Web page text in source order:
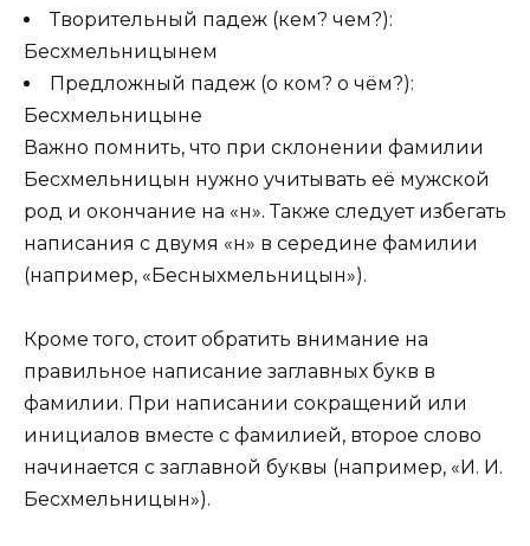
Творительный падеж (кем? чем?):
Бесхмельницынем
Предложный падеж (о ком? о чём?):
Бесхмельницыне
Важно помнить, что при склонении фамилии
Бесхмельницын нужно учитывать её мужской
род и окончание на «н». Также следует избегать
написания с двумя «н» в середине фамилии
(например, «Бесныхмельницын»).
Кроме того, стоит обратить внимание на
правильное написание заглавных букв в
фамилии. При написании сокращений или
инициалов вместе с фамилией, второе слово
начинается с заглавной буквы (например, «И. И.
Бесхмельницын»).